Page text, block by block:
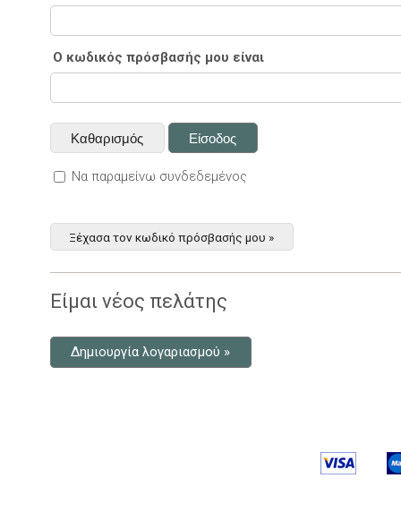
Ο κωδικός πρόσβασής μου είναι
Να παραμείνω συνδεδεμένος
Ξέχασα τον κωδικό πρόσβασής μου »
Είμαι νέος πελάτης
Δημιουργία λογαριασμού »